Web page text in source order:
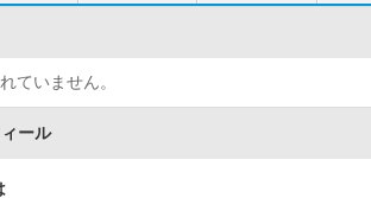
ていません。
ール